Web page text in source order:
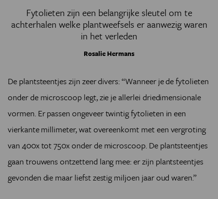
Fytolieten zijn een belangrijke sleutel om te
achterhalen welke plantweefsels er aanwezig waren
in het verleden
Rosalie Hermans
De plantsteentjes zijn zeer divers: “Wanneer je de fytolieten
onder de microscoop legt, zie je allerlei driedimensionale
vormen. Er passen ongeveer twintig fytolieten in een
vierkante millimeter, wat overeenkomt met een vergroting
van 400x tot 750x onder de microscoop. De plantsteentjes
gaan trouwens ontzettend lang mee: er zijn plantsteentjes
gevonden die maar liefst zestig miljoen jaar oud waren.”